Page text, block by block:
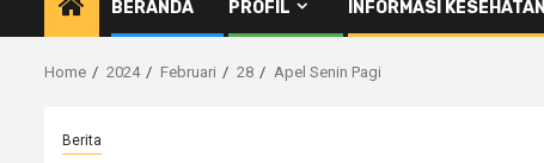
BERANDA PROFIL INFORMASI KESEHATAN
Home 2024 Februari 28 Apel Senin Pagi
Berita